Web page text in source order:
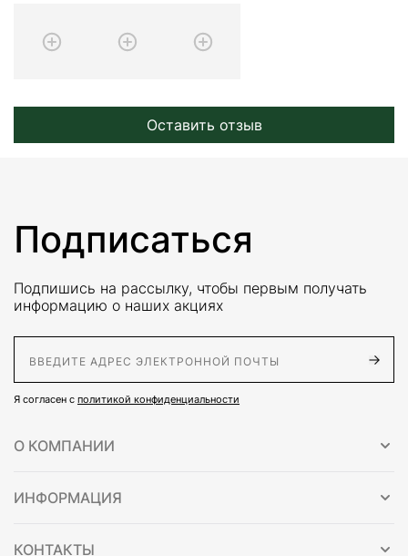
Оставить отзыв
Подписаться
Подпишись на рассылку, чтобы первым получать
информацию о наших акциях
Я согласен с политикой конфиденциальности
О КОМПАНИИ
ИНФОРМАЦИЯ
КОНТАКТЫ